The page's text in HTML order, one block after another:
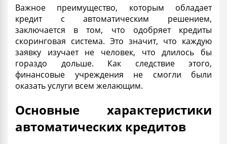
Важное преимущество, которым обладает
кредит с автоматическим решением,
заключается в том, что одобряет кредиты
скоринговая система. Это значит, что каждую
заявку изучает не человек, что длилось бы
гораздо дольше. Как следствие этого,
финансовые учреждения не смогли были
оказать услуги всем желающим.
Основные характеристики
автоматических кредитов